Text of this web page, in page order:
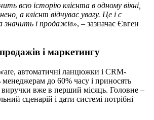
всю історію клієнта в одному вікні,
а клієнт відчуває увагу. Це і є
значить і продажів», – зазначає Євген
і маркетингу
автоматичні ланцюжки і CRM-
до 60% часу і приносять
виручки вже в перший місяць. Головне –
сценарій і дати системі потрібні